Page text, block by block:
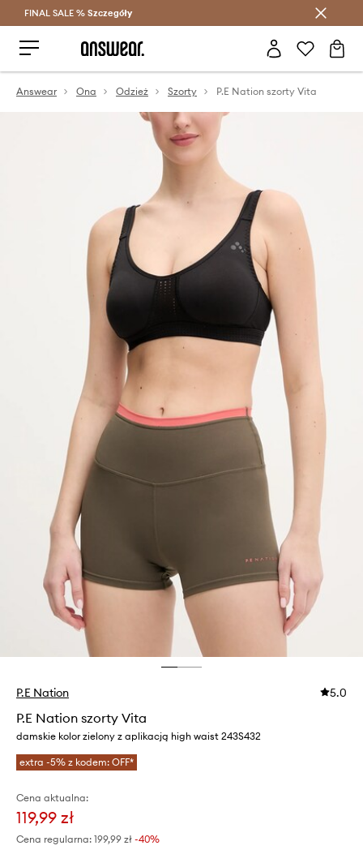
Oszczędzaj z Answear Club >
FINAL SALE % Szczegóły
Answear Ona Odzież Szorty P.E Nation szorty Vita
P.E Nation 5.0
P.E Nation szorty Vita
damskie kolor zielony z aplikacją high waist 243S432
extra -5% z kodem: OFF*
Cena aktualna:
119,99 zł
Cena regularna: 199,99 zł -40%